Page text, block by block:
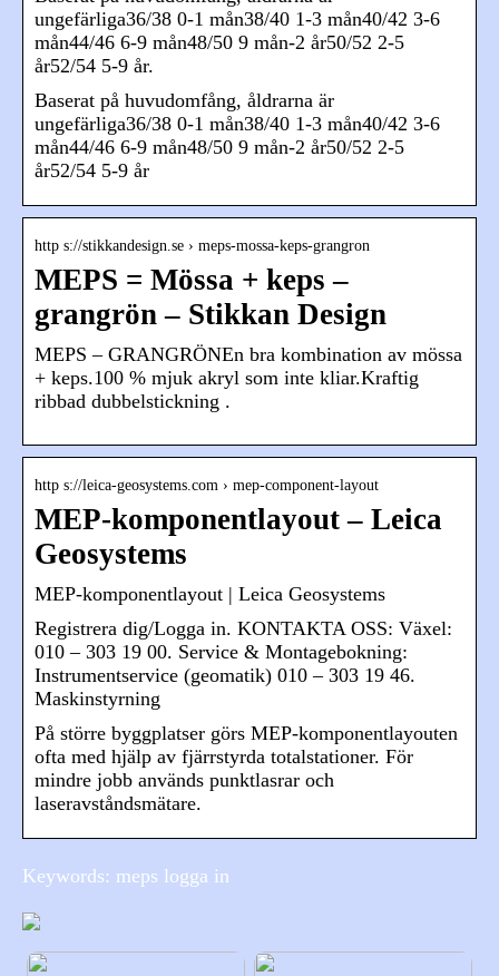
ungefärliga36/38 0-1 mån38/40 1-3 mån40/42 3-6
mån44/46 6-9 mån48/50 9 mån-2 år50/52 2-5
år52/54 5-9 år.
Baserat på huvudomfång, åldrarna är
ungefärliga36/38 0-1 mån38/40 1-3 mån40/42 3-6
mån44/46 6-9 mån48/50 9 mån-2 år50/52 2-5
år52/54 5-9 år
http s://stikkandesign.se › meps-mossa-keps-grangron
MEPS = Mössa + keps –
grangrön – Stikkan Design
MEPS – GRANGRÖNEn bra kombination av mössa
+ keps.100 % mjuk akryl som inte kliar.Kraftig
ribbad dubbelstickning .
http s://leica-geosystems.com › mep-component-layout
MEP-komponentlayout – Leica
Geosystems
MEP-komponentlayout | Leica Geosystems
Registrera dig/Logga in. KONTAKTA OSS: Växel:
010 – 303 19 00. Service & Montagebokning:
Instrumentservice (geomatik) 010 – 303 19 46.
Maskinstyrning
På större byggplatser görs MEP-komponentlayouten
ofta med hjälp av fjärrstyrda totalstationer. För
mindre jobb används punktlasrar och
laseravståndsmätare.
Keywords: meps logga in